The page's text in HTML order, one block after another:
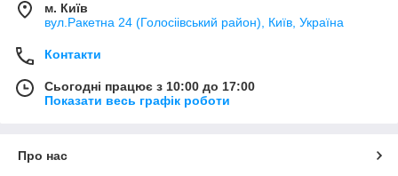
м. Київ
вул.Ракетна 24 (Голосіівський район), Київ, Україна
Контакти
Сьогодні працює з 10:00 до 17:00
Показати весь графік роботи
Про нас